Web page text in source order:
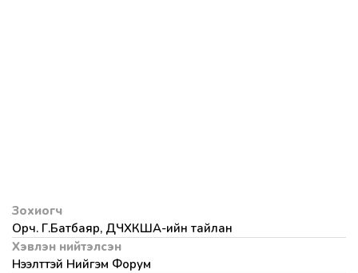
Зохиогч
Орч. Г.Батбаяр, ДЧХКША-ийн тайлан
Хэвлэн нийтэлсэн
Нээлттэй Нийгэм Форум